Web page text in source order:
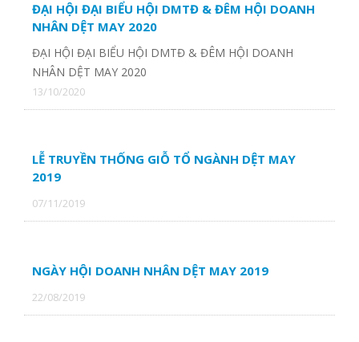
ĐẠI HỘI ĐẠI BIỂU HỘI DMTĐ & ĐÊM HỘI DOANH
NHÂN DỆT MAY 2020
ĐẠI HỘI ĐẠI BIỂU HỘI DMTĐ & ĐÊM HỘI DOANH
NHÂN DỆT MAY 2020
13/10/2020
LỄ TRUYỀN THỐNG GIỖ TỔ NGÀNH DỆT MAY
2019
07/11/2019
NGÀY HỘI DOANH NHÂN DỆT MAY 2019
22/08/2019